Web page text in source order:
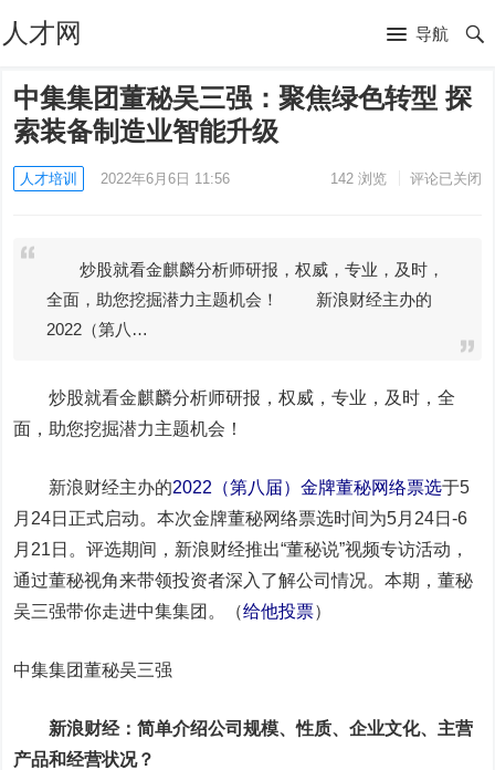
人才网 导航
中集集团董秘吴三强：聚焦绿色转型 探
索装备制造业智能升级
人才培训 2022年6月6日 11:56 142浏览 评论已关闭
炒股就看金麒麟分析师研报，权威，专业，及时，
全面，助您挖掘潜力主题机会！ 新浪财经主办的
2022（第八…
炒股就看金麒麟分析师研报，权威，专业，及时，全
面，助您挖掘潜力主题机会！
新浪财经主办的2022（第八届）金牌董秘网络票选于5
月24日正式启动。本次金牌董秘网络票选时间为5月24日-6
月21日。评选期间，新浪财经推出“董秘说”视频专访活动，
通过董秘视角来带领投资者深入了解公司情况。本期，董秘
吴三强带你走进中集集团 。（给他投票）
中集集团董秘吴三强
新浪财经：简单介绍公司规模、性质、企业文化、主营
产品和经营状况？